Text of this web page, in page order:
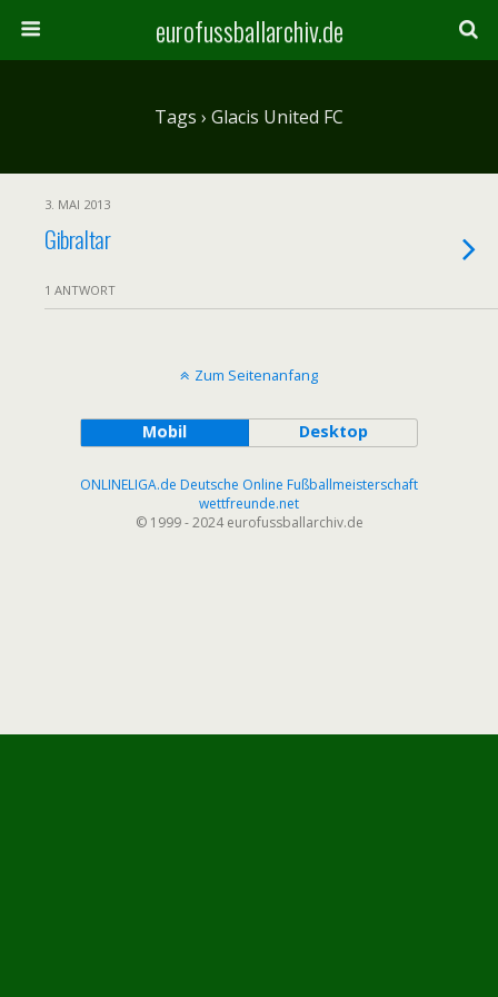
eurofussballarchiv.de
Tags › Glacis United FC
3. MAI 2013
Gibraltar
1 ANTWORT
Zum Seitenanfang
Mobil Desktop
ONLINELIGA.de Deutsche Online Fußballmeisterschaft
wettfreunde.net
© 1999 - 2024 eurofussballarchiv.de